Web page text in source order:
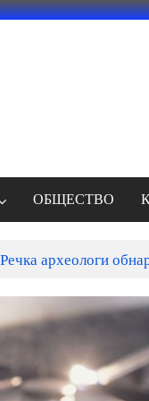
ОБЩЕСТВО
археологи